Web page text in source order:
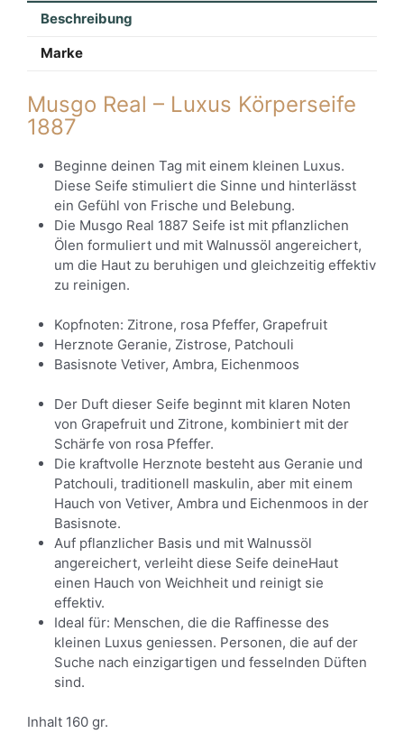
Beschreibung
Marke
Musgo Real – Luxus Körperseife
1887
Beginne deinen Tag mit einem kleinen Luxus.
Diese Seife stimuliert die Sinne und hinterlässt
ein Gefühl von Frische und Belebung.
Die Musgo Real 1887 Seife ist mit pflanzlichen
Ölen formuliert und mit Walnussöl angereichert,
um die Haut zu beruhigen und gleichzeitig effektiv
zu reinigen.
Kopfnoten: Zitrone, rosa Pfeffer, Grapefruit
Herznote Geranie, Zistrose, Patchouli
Basisnote Vetiver, Ambra, Eichenmoos
Der Duft dieser Seife beginnt mit klaren Noten
von Grapefruit und Zitrone, kombiniert mit der
Schärfe von rosa Pfeffer.
Die kraftvolle Herznote besteht aus Geranie und
Patchouli, traditionell maskulin, aber mit einem
Hauch von Vetiver, Ambra und Eichenmoos in der
Basisnote.
Auf pflanzlicher Basis und mit Walnussöl
angereichert, verleiht diese Seife deineHaut
einen Hauch von Weichheit und reinigt sie
effektiv.
Ideal für: Menschen, die die Raffinesse des
kleinen Luxus geniessen. Personen, die auf der
Suche nach einzigartigen und fesselnden Düften
sind.
Inhalt 160 gr.